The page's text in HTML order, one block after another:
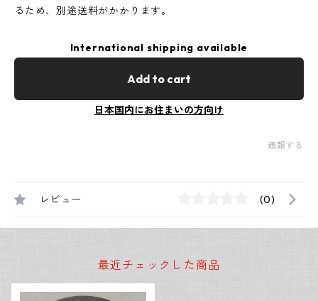
るため、別途送料がかかります。
International shipping available
Add to cart
日本国内にお住まいの方向け
通報する
レビュー (0)
最近チェックした商品